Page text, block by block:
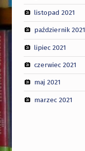
listopad 2021
październik 2021
lipiec 2021
czerwiec 2021
maj 2021
marzec 2021